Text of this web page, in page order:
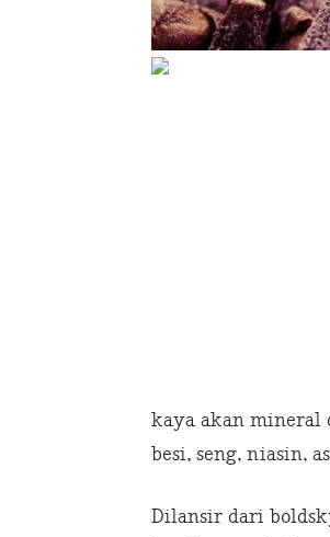
kaya akan mineral
besi, seng, niasin,
Dilansir dari